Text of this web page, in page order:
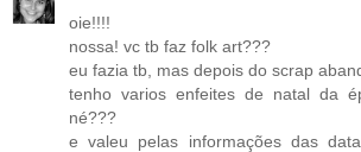
oie!!!!
nossa! vc tb faz folk art???
eu fazia tb, mas depois do scrap
tenho varios enfeites de natal da
né???
e valeu pelas informações das